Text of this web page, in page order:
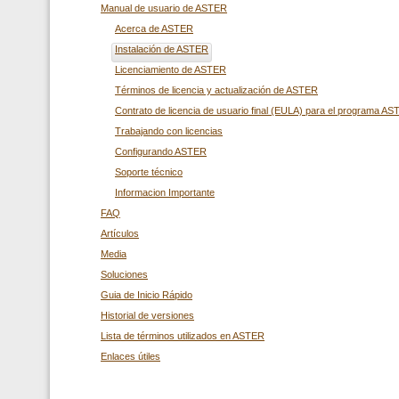
Manual de usuario de ASTER
Acerca de ASTER
Instalación de ASTER
Licenciamiento de ASTER
Términos de licencia y actualización de ASTER
Contrato de licencia de usuario final (EULA) para el programa
Trabajando con licencias
Configurando ASTER
Soporte técnico
Informacion Importante
FAQ
Artículos
Media
Soluciones
Guia de Inicio Rápido
Historial de versiones
Lista de términos utilizados en ASTER
Enlaces útiles